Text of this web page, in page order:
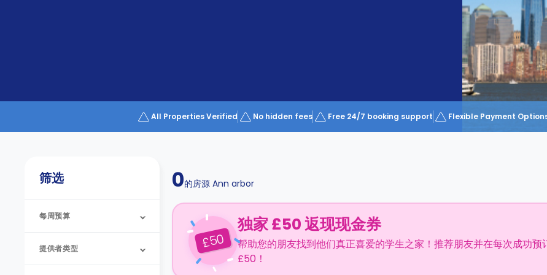
All Properties Verified No hidden fees Free 24/7 booking support Flexible Payment
筛选
每周预算
提供者类型
0的房源 Ann arbor
£50
独家 £50 返现现金券
帮助您的朋友找到他们真正喜爱的学生之家！推荐朋友并在每次成功预
£50！